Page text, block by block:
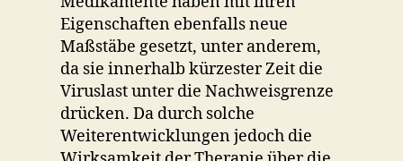
Eigenschaften ebenfalls neue
Maßstäbe gesetzt, unter anderem,
da sie innerhalb kürzester Zeit die
Viruslast unter die Nachweisgrenze
drücken. Da durch solche
Weiterentwicklungen jedoch die